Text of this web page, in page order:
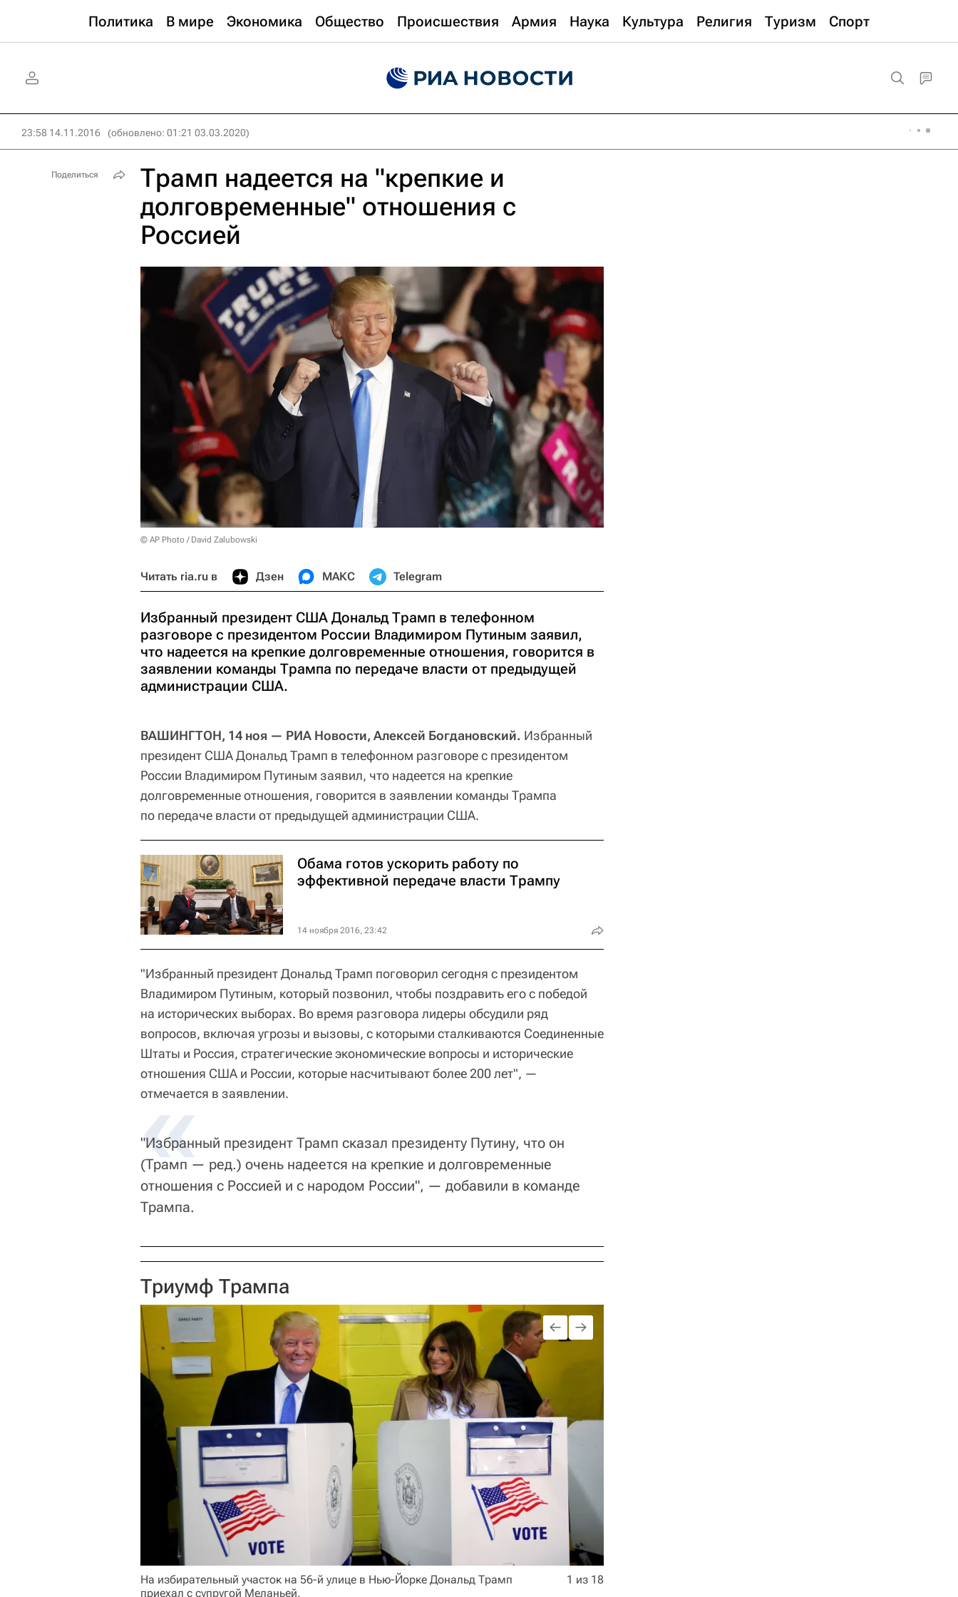
Политика В мире Экономика Общество Происшествия Армия Наука Культура Религия Туризм Спорт
23:58 14.11.2016 (обновлено: 01:21 03.03.2020)
Трамп надеется на "крепкие и
долговременные" отношения с
Россией
© AP Photo / David Zalubowski
Читать ria.ru в Дзен МАКС Telegram
Избранный президент США Дональд Трамп в телефонном
разговоре с президентом России Владимиром Путиным заявил,
что надеется на крепкие долговременные отношения, говорится в
заявлении команды Трампа по передаче власти от предыдущей
администрации США.
ВАШИНГТОН, 14 ноя — РИА Новости, Алексей Богдановский. Избранный
президент США Дональд Трамп в телефонном разговоре с президентом
России Владимиром Путиным заявил, что надеется на крепкие
долговременные отношения, говорится в заявлении команды Трампа
по передаче власти от предыдущей администрации США.
Обама готов ускорить работу по
эффективной передаче власти Трампу
14 ноября 2016, 23:42
"Избранный президент Дональд Трамп поговорил сегодня с президентом
Владимиром Путиным, который позвонил, чтобы поздравить его с победой
на исторических выборах. Во время разговора лидеры обсудили ряд
вопросов, включая угрозы и вызовы, с которыми сталкиваются Соединенные
Штаты и Россия, стратегические экономические вопросы и исторические
отношения США и России, которые насчитывают более 200 лет", —
отмечается в заявлении.
"Избранный президент Трамп сказал президенту Путину, что он
(Трамп — ред.) очень надеется на крепкие и долговременные
отношения с Россией и с народом России", — добавили в команде
Трампа.
Триумф Трампа
На избирательный участок на 56-й улице в Нью-Йорке Дональд Трамп
приехал с супругой Меланьей.
1 из 18
Поделиться